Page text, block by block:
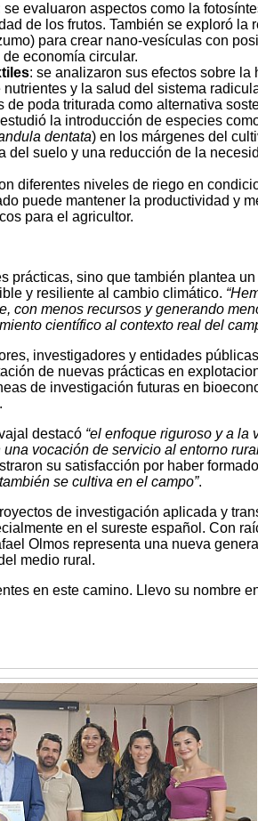
se evaluaron aspectos como la
de los frutos. También se exploró la
para crear nano-vesículas con
economía circular.
: se analizaron sus efectos sobre la
y la salud del sistema
poda triturada como alternativa
la introducción de especies
dentata) en los márgenes del
del suelo y una reducción de la
diferentes niveles de riego en
puede mantener la productividad y
para el agricultor.
prácticas, sino que también plantea
y resiliente al cambio climático.
con menos recursos y generando
científico al contexto real del
investigadores y entidades
de nuevas prácticas en
de investigación futuras en
destacó “el enfoque riguroso y a la
vocación de servicio al entorno
su satisfacción por haber
se cultiva en el campo”.
de investigación aplicada y
en el sureste español. Con
Olmos representa una nueva
medio rural.
en este camino. Llevo su nombre